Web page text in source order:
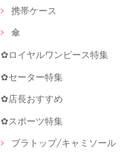
携帯ケース
傘
✿ロイヤルワンピース特集
✿セーター特集
✿店長おすすめ
✿スポーツ特集
ブラトップ/キャミソール